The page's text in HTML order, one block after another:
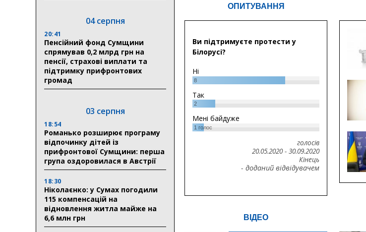
04 серпня
20:41
Пенсійний фонд Сумщини
спрямував 0,2 млрд грн на
пенсії, страхові виплати та
підтримку прифронтових
громад
03 серпня
18:54
Романько розширює програму
відпочинку дітей із
прифронтової Сумщини: перша
група оздоровилася в Австрії
18:30
Ніколаєнко: у Сумах погодили
115 компенсацій на
відновлення житла майже на
6,6 млн грн
ОПИТУВАННЯ
Ви підтримуєте протести у
Білорусі?
Ні
8
Так
2
Мені байдуже
1голос
голосів
20.05.2020- 30.09.2020
Кінець
- доданий відвідувачем
ВІДЕО